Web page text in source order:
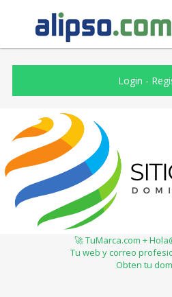
Login -
🚀 TuMarca.com +
Tu web y correo
Obten tu